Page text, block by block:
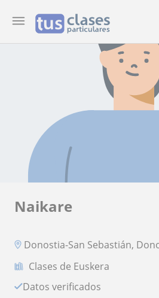
Naikare
Donostia-San Sebastián,
Clases de Euskera
Datos verificados